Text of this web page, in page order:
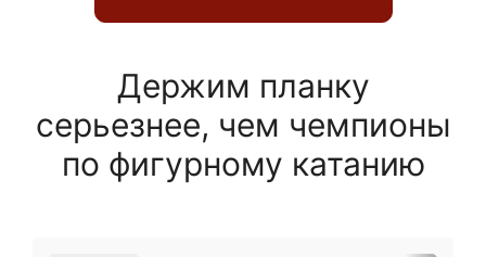
Держим планку
серьезнее, чем чемпионы
по фигурному катанию